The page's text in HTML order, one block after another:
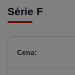
Série F
Cena: